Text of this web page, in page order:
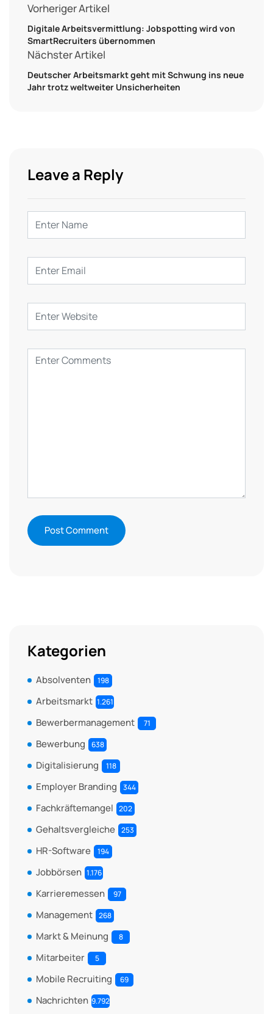
Vorheriger Artikel
Digitale Arbeitsvermittlung: Jobspotting wird von
SmartRecruiters übernommen
Nächster Artikel
Deutscher Arbeitsmarkt geht mit Schwung ins neue
Jahr trotz weltweiter Unsicherheiten
Leave a Reply
Kategorien
Absolventen 198
Arbeitsmarkt 1.261
Bewerbermanagement 71
Bewerbung 638
Digitalisierung 118
Employer Branding 344
Fachkräftemangel 202
Gehaltsvergleiche 253
HR-Software 194
Jobbörsen 1.176
Karrieremessen 97
Management 268
Markt & Meinung 8
Mitarbeiter 5
Mobile Recruiting 69
Nachrichten 9.792